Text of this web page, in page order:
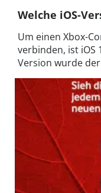
Welche iOS-
Um einen Xbox-
verbinden, ist
Version wurde